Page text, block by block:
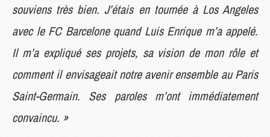
souviens très bien. J’étais en tournée à Los Angeles
avec le FC Barcelone quand Luis Enrique m’a appelé.
Il m’a expliqué ses projets, sa vision de mon rôle et
comment il envisageait notre avenir ensemble au Paris
Saint-Germain. Ses paroles m’ont immédiatement
convaincu. »